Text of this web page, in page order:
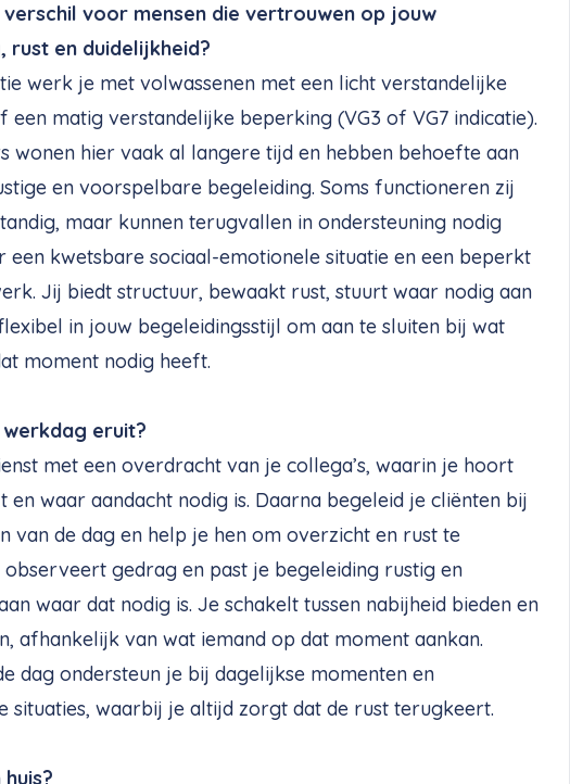
voor mensen die vertrouwen op jouw
rust en duidelijkheid?
werk je met volwassenen met een licht verstandelijke
een matig verstandelijke beperking (VG3 of VG7 indicatie).
wonen hier vaak al langere tijd en hebben behoefte aan
en voorspelbare begeleiding. Soms functioneren zij
maar kunnen terugvallen in ondersteuning nodig
een kwetsbare sociaal-emotionele situatie en een beperkt
Jij biedt structuur, bewaakt rust, stuurt waar nodig aan
in jouw begeleidingsstijl om aan te sluiten bij wat
moment nodig heeft.
eruit?
met een overdracht van je collega’s, waarin je hoort
en waar aandacht nodig is. Daarna begeleid je cliënten bij
van de dag en help je hen om overzicht en rust te
observeert gedrag en past je begeleiding rustig en
waar dat nodig is. Je schakelt tussen nabijheid bieden en
afhankelijk van wat iemand op dat moment aankan.
dag ondersteun je bij dagelijkse momenten en
situaties, waarbij je altijd zorgt dat de rust terugkeert.